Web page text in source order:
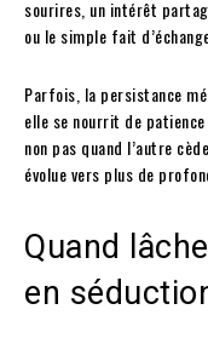
sourires, un intérêt
ou le simple fait
Parfois, la persistance
elle se nourrit de
non pas quand l’autre
évolue vers plus de
Quand
en